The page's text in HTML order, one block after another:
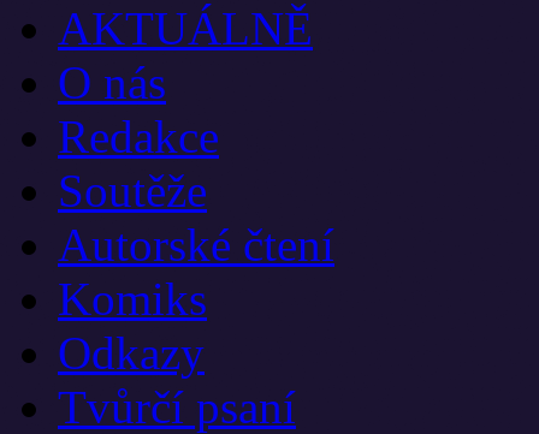
AKTUÁLNĚ
O nás
Redakce
Soutěže
Autorské čtení
Komiks
Odkazy
Tvůrčí psaní